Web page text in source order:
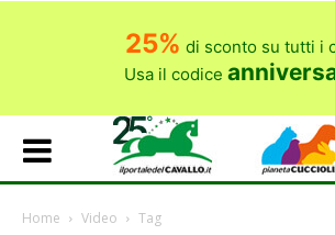
25% di sconto su tutti i
Usa il codice
Home Video Tag